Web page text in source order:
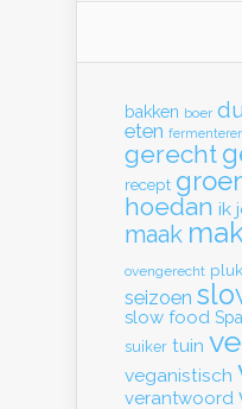
bakken boer
eten
gerecht
recept
hoedan ik
maak
ovengerecht
seizoen
slow food
suiker tuin
veganistisch
verantwoord